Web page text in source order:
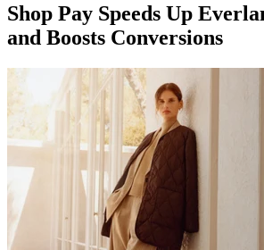
Shop Pay Speeds Up
and Boosts Conversions